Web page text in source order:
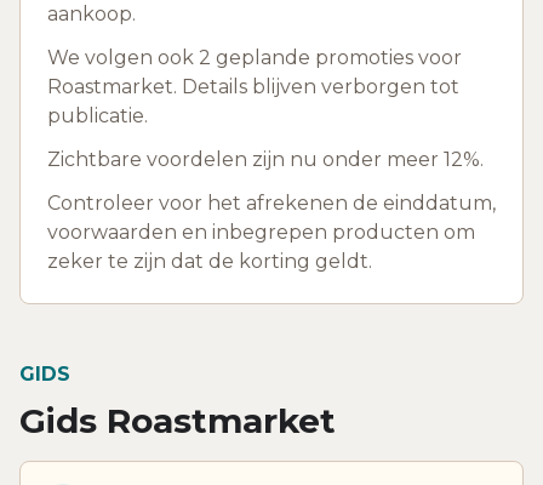
aankoop.
We volgen ook 2 geplande promoties voor
Roastmarket. Details blijven verborgen tot
publicatie.
Zichtbare voordelen zijn nu onder meer 12%.
Controleer voor het afrekenen de einddatum,
voorwaarden en inbegrepen producten om
zeker te zijn dat de korting geldt.
GIDS
Gids Roastmarket